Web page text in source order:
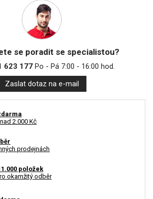
se poradit se specialistou?
623 177Po - Pá 7:00 - 16:00 hod.
Zaslat dotaz na e-mail
2.000 Kč
prodejnách
položek
okamžitý odběr